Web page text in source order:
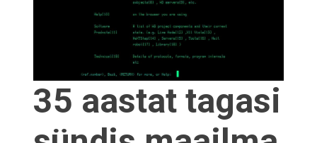
35 aastat tagasi